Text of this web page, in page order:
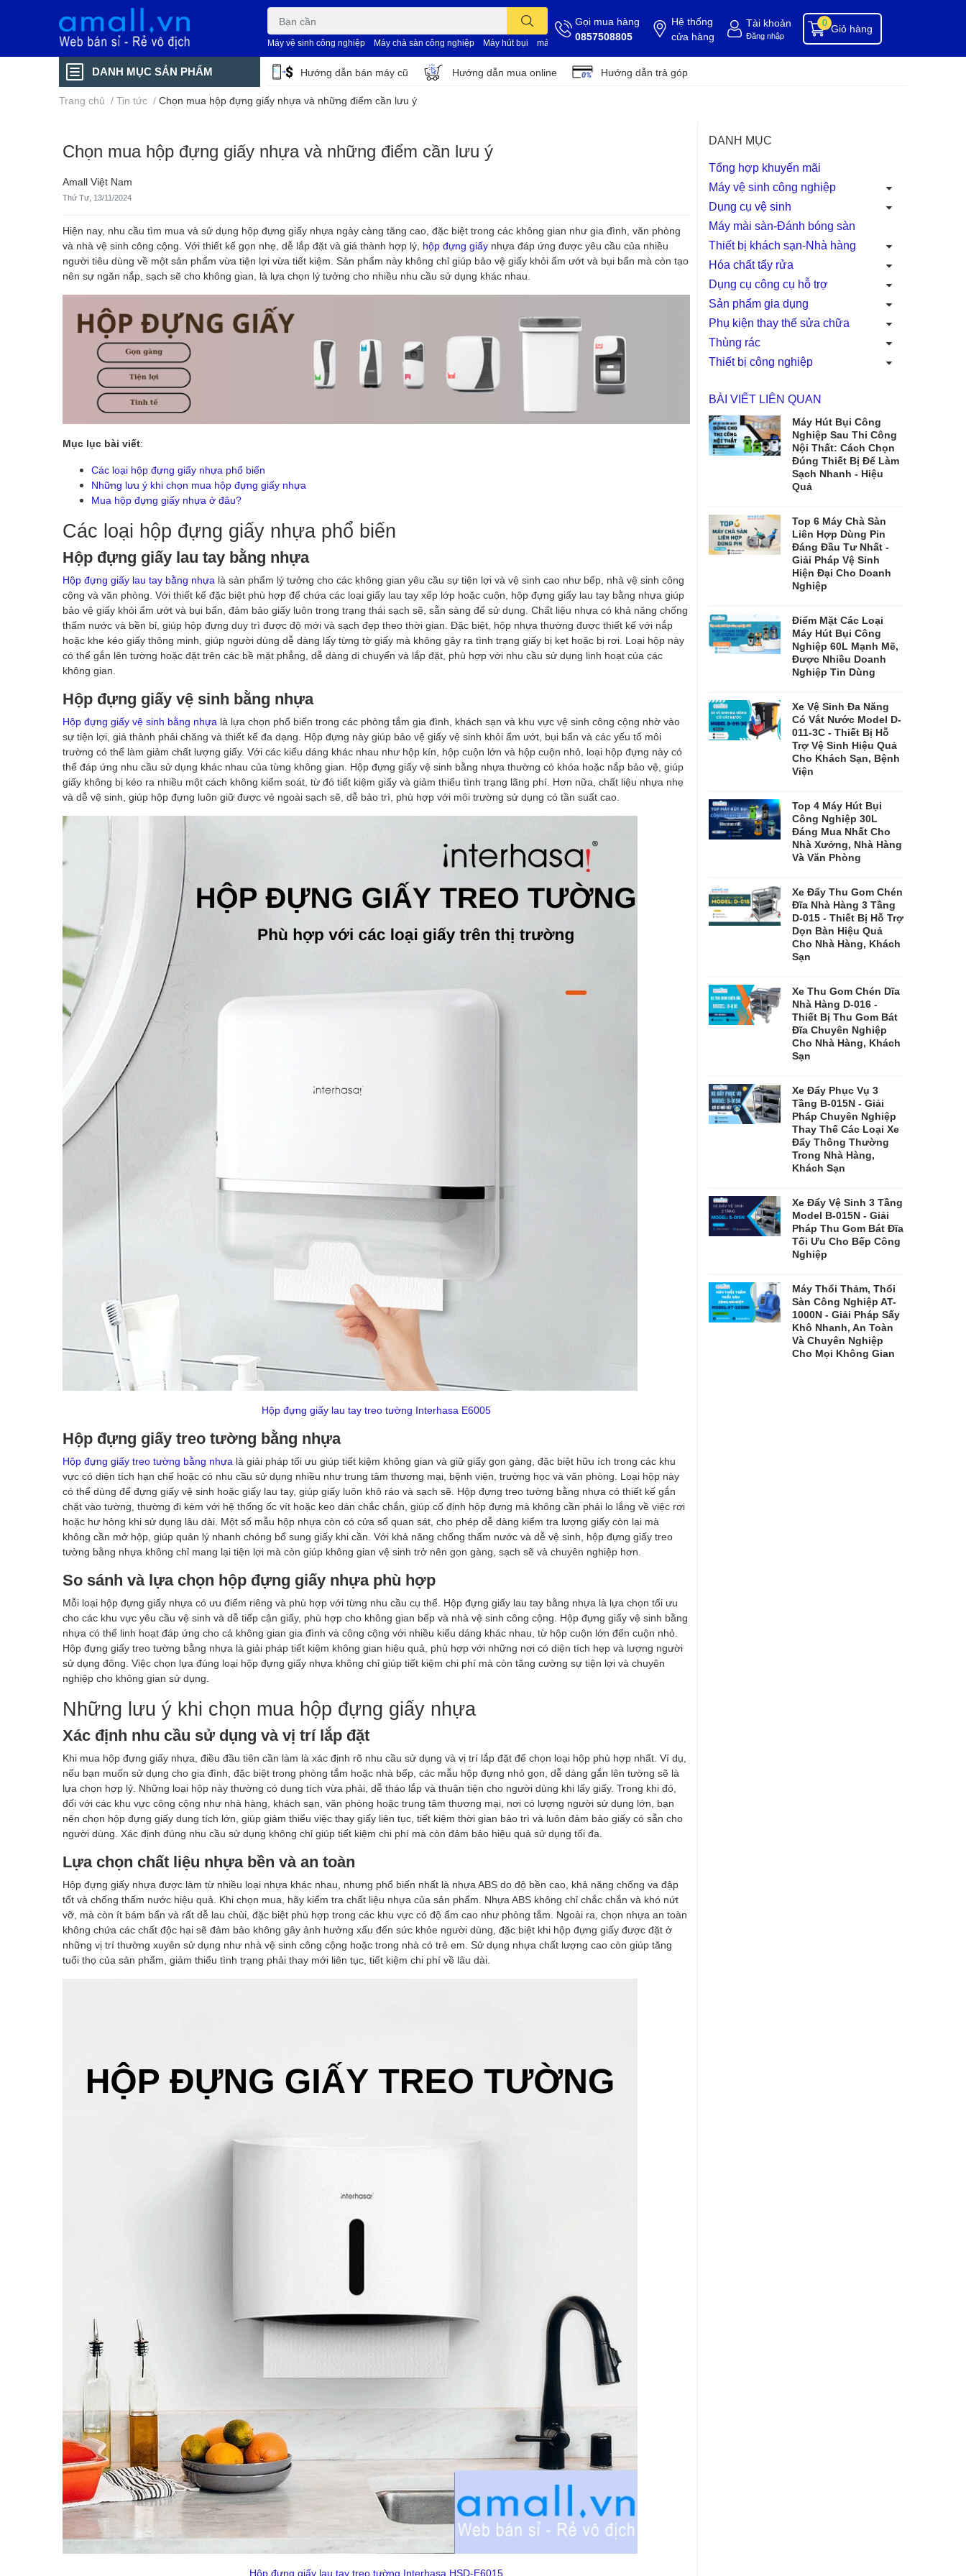
Máy vệ sinh công nghiệp Máy chà sàn công nghiệp Máy hút bụi máy vệ sinh nhà xưởng dụng cụ buồng phòng dụng cụ vệ sinh hóa chất tẩy rửa hóa chất vệ sinh
Gọi mua hàng
0857508805
Hệ thống
cửa hàng
Tài khoản
Đăng nhập
Giỏ hàng
0
DANH MỤC SẢN PHẨM Hướng dẫn bán máy cũ Hướng dẫn mua online Hướng dẫn trả góp
Trang chủ / Tin tức / Chọn mua hộp đựng giấy nhựa và những điểm cần lưu ý
Chọn mua hộp đựng giấy nhựa và những điểm cần lưu ý
Amall Việt Nam
Thứ Tư, 13/11/2024
Hiện nay, nhu cầu tìm mua và sử dụng hộp đựng giấy nhựa ngày càng tăng cao, đặc biệt trong các không gian như gia đình, văn phòng
và nhà vệ sinh công cộng. Với thiết kế gọn nhẹ, dễ lắp đặt và giá thành hợp lý, hộp đựng giấy nhựa đáp ứng được yêu cầu của nhiều
người tiêu dùng về một sản phẩm vừa tiện lợi vừa tiết kiệm. Sản phẩm này không chỉ giúp bảo vệ giấy khỏi ẩm ướt và bụi bẩn mà còn tạo
nên sự ngăn nắp, sạch sẽ cho không gian, là lựa chọn lý tưởng cho nhiều nhu cầu sử dụng khác nhau.
Mục lục bài viết:
Các loại hộp đựng giấy nhựa phổ biến
Những lưu ý khi chọn mua hộp đựng giấy nhựa
Mua hộp đựng giấy nhựa ở đâu?
Các loại hộp đựng giấy nhựa phổ biến
Hộp đựng giấy lau tay bằng nhựa
Hộp đựng giấy lau tay bằng nhựa là sản phẩm lý tưởng cho các không gian yêu cầu sự tiện lợi và vệ sinh cao như bếp, nhà vệ sinh công
cộng và văn phòng. Với thiết kế đặc biệt phù hợp để chứa các loại giấy lau tay xếp lớp hoặc cuộn, hộp đựng giấy lau tay bằng nhựa giúp
bảo vệ giấy khỏi ẩm ướt và bụi bẩn, đảm bảo giấy luôn trong trạng thái sạch sẽ, sẵn sàng để sử dụng. Chất liệu nhựa có khả năng chống
thấm nước và bền bỉ, giúp hộp đựng duy trì được độ mới và sạch đẹp theo thời gian. Đặc biệt, hộp nhựa thường được thiết kế với nắp
hoặc khe kéo giấy thông minh, giúp người dùng dễ dàng lấy từng tờ giấy mà không gây ra tình trạng giấy bị kẹt hoặc bị rơi. Loại hộp này
có thể gắn lên tường hoặc đặt trên các bề mặt phẳng, dễ dàng di chuyển và lắp đặt, phù hợp với nhu cầu sử dụng linh hoạt của các
không gian.
Hộp đựng giấy vệ sinh bằng nhựa
Hộp đựng giấy vệ sinh bằng nhựa là lựa chọn phổ biến trong các phòng tắm gia đình, khách sạn và khu vực vệ sinh công cộng nhờ vào
sự tiện lợi, giá thành phải chăng và thiết kế đa dạng. Hộp đựng này giúp bảo vệ giấy vệ sinh khỏi ẩm ướt, bụi bẩn và các yếu tố môi
trường có thể làm giảm chất lượng giấy. Với các kiểu dáng khác nhau như hộp kín, hộp cuộn lớn và hộp cuộn nhỏ, loại hộp đựng này có
thể đáp ứng nhu cầu sử dụng khác nhau của từng không gian. Hộp đựng giấy vệ sinh bằng nhựa thường có khóa hoặc nắp bảo vệ, giúp
giấy không bị kéo ra nhiều một cách không kiểm soát, từ đó tiết kiệm giấy và giảm thiểu tình trạng lãng phí. Hơn nữa, chất liệu nhựa nhẹ
và dễ vệ sinh, giúp hộp đựng luôn giữ được vẻ ngoài sạch sẽ, dễ bảo trì, phù hợp với môi trường sử dụng có tần suất cao.
Hộp đựng giấy lau tay treo tường Interhasa E6005
Hộp đựng giấy treo tường bằng nhựa
Hộp đựng giấy treo tường bằng nhựa là giải pháp tối ưu giúp tiết kiệm không gian và giữ giấy gọn gàng, đặc biệt hữu ích trong các khu
vực có diện tích hạn chế hoặc có nhu cầu sử dụng nhiều như trung tâm thương mại, bệnh viện, trường học và văn phòng. Loại hộp này
có thể dùng để đựng giấy vệ sinh hoặc giấy lau tay, giúp giấy luôn khô ráo và sạch sẽ. Hộp đựng treo tường bằng nhựa có thiết kế gắn
chặt vào tường, thường đi kèm với hệ thống ốc vít hoặc keo dán chắc chắn, giúp cố định hộp đựng mà không cần phải lo lắng về việc rơi
hoặc hư hỏng khi sử dụng lâu dài. Một số mẫu hộp nhựa còn có cửa sổ quan sát, cho phép dễ dàng kiểm tra lượng giấy còn lại mà
không cần mở hộp, giúp quản lý nhanh chóng bổ sung giấy khi cần. Với khả năng chống thấm nước và dễ vệ sinh, hộp đựng giấy treo
tường bằng nhựa không chỉ mang lại tiện lợi mà còn giúp không gian vệ sinh trở nên gọn gàng, sạch sẽ và chuyên nghiệp hơn.
So sánh và lựa chọn hộp đựng giấy nhựa phù hợp
Mỗi loại hộp đựng giấy nhựa có ưu điểm riêng và phù hợp với từng nhu cầu cụ thể. Hộp đựng giấy lau tay bằng nhựa là lựa chọn tối ưu
cho các khu vực yêu cầu vệ sinh và dễ tiếp cận giấy, phù hợp cho không gian bếp và nhà vệ sinh công cộng. Hộp đựng giấy vệ sinh bằng
nhựa có thể linh hoạt đáp ứng cho cả không gian gia đình và công cộng với nhiều kiểu dáng khác nhau, từ hộp cuộn lớn đến cuộn nhỏ.
Hộp đựng giấy treo tường bằng nhựa là giải pháp tiết kiệm không gian hiệu quả, phù hợp với những nơi có diện tích hẹp và lượng người
sử dụng đông. Việc chọn lựa đúng loại hộp đựng giấy nhựa không chỉ giúp tiết kiệm chi phí mà còn tăng cường sự tiện lợi và chuyên
nghiệp cho không gian sử dụng.
Những lưu ý khi chọn mua hộp đựng giấy nhựa
Xác định nhu cầu sử dụng và vị trí lắp đặt
Khi mua hộp đựng giấy nhựa, điều đầu tiên cần làm là xác định rõ nhu cầu sử dụng và vị trí lắp đặt để chọn loại hộp phù hợp nhất. Ví dụ,
nếu bạn muốn sử dụng cho gia đình, đặc biệt trong phòng tắm hoặc nhà bếp, các mẫu hộp đựng nhỏ gọn, dễ dàng gắn lên tường sẽ là
lựa chọn hợp lý. Những loại hộp này thường có dung tích vừa phải, dễ tháo lắp và thuận tiện cho người dùng khi lấy giấy. Trong khi đó,
đối với các khu vực công cộng như nhà hàng, khách sạn, văn phòng hoặc trung tâm thương mại, nơi có lượng người sử dụng lớn, bạn
nên chọn hộp đựng giấy dung tích lớn, giúp giảm thiểu việc thay giấy liên tục, tiết kiệm thời gian bảo trì và luôn đảm bảo giấy có sẵn cho
người dùng. Xác định đúng nhu cầu sử dụng không chỉ giúp tiết kiệm chi phí mà còn đảm bảo hiệu quả sử dụng tối đa.
Lựa chọn chất liệu nhựa bền và an toàn
Hộp đựng giấy nhựa được làm từ nhiều loại nhựa khác nhau, nhưng phổ biến nhất là nhựa ABS do độ bền cao, khả năng chống va đập
tốt và chống thấm nước hiệu quả. Khi chọn mua, hãy kiểm tra chất liệu nhựa của sản phẩm. Nhựa ABS không chỉ chắc chắn và khó nứt
vỡ, mà còn ít bám bẩn và rất dễ lau chùi, đặc biệt phù hợp trong các khu vực có độ ẩm cao như phòng tắm. Ngoài ra, chọn nhựa an toàn
không chứa các chất độc hại sẽ đảm bảo không gây ảnh hưởng xấu đến sức khỏe người dùng, đặc biệt khi hộp đựng giấy được đặt ở
những vị trí thường xuyên sử dụng như nhà vệ sinh công cộng hoặc trong nhà có trẻ em. Sử dụng nhựa chất lượng cao còn giúp tăng
tuổi thọ của sản phẩm, giảm thiểu tình trạng phải thay mới liên tục, tiết kiệm chi phí về lâu dài.
Hộp đựng giấy lau tay treo tường Interhasa HSD-E6015
DANH MỤC
Tổng hợp khuyến mãi
Máy vệ sinh công nghiệp
Dụng cụ vệ sinh
Máy mài sàn-Đánh bóng sàn
Thiết bị khách sạn-Nhà hàng
Hóa chất tẩy rửa
Dụng cụ công cụ hỗ trợ
Sản phẩm gia dụng
Phụ kiện thay thế sửa chữa
Thùng rác
Thiết bị công nghiệp
BÀI VIẾT LIÊN QUAN
Máy Hút Bụi Công
Nghiệp Sau Thi Công
Nội Thất: Cách Chọn
Đúng Thiết Bị Để Làm
Sạch Nhanh - Hiệu
Quả
Top 6 Máy Chà Sàn
Liên Hợp Dùng Pin
Đáng Đầu Tư Nhất -
Giải Pháp Vệ Sinh
Hiện Đại Cho Doanh
Nghiệp
Điểm Mặt Các Loại
Máy Hút Bụi Công
Nghiệp 60L Mạnh Mẽ,
Được Nhiều Doanh
Nghiệp Tin Dùng
Xe Vệ Sinh Đa Năng
Có Vắt Nước Model D-
011-3C - Thiết Bị Hỗ
Trợ Vệ Sinh Hiệu Quả
Cho Khách Sạn, Bệnh
Viện
Top 4 Máy Hút Bụi
Công Nghiệp 30L
Đáng Mua Nhất Cho
Nhà Xưởng, Nhà Hàng
Và Văn Phòng
Xe Đẩy Thu Gom Chén
Đĩa Nhà Hàng 3 Tầng
D-015 - Thiết Bị Hỗ Trợ
Dọn Bàn Hiệu Quả
Cho Nhà Hàng, Khách
Sạn
Xe Thu Gom Chén Dĩa
Nhà Hàng D-016 -
Thiết Bị Thu Gom Bát
Đĩa Chuyên Nghiệp
Cho Nhà Hàng, Khách
Sạn
Xe Đẩy Phục Vụ 3
Tầng B-015N - Giải
Pháp Chuyên Nghiệp
Thay Thế Các Loại Xe
Đẩy Thông Thường
Trong Nhà Hàng,
Khách Sạn
Xe Đẩy Vệ Sinh 3 Tầng
Model B-015N - Giải
Pháp Thu Gom Bát Đĩa
Tối Ưu Cho Bếp Công
Nghiệp
Máy Thổi Thảm, Thổi
Sàn Công Nghiệp AT-
1000N - Giải Pháp Sấy
Khô Nhanh, An Toàn
Và Chuyên Nghiệp
Cho Mọi Không Gian